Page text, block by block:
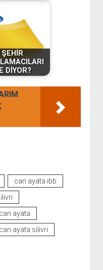
ŞEHİR
DİYOR?
can ayata ibb
ayata
ayata silivri